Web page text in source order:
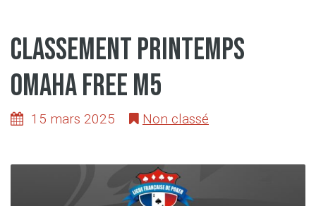
classement printemps
omaha free M5
15 mars 2025 Non classé